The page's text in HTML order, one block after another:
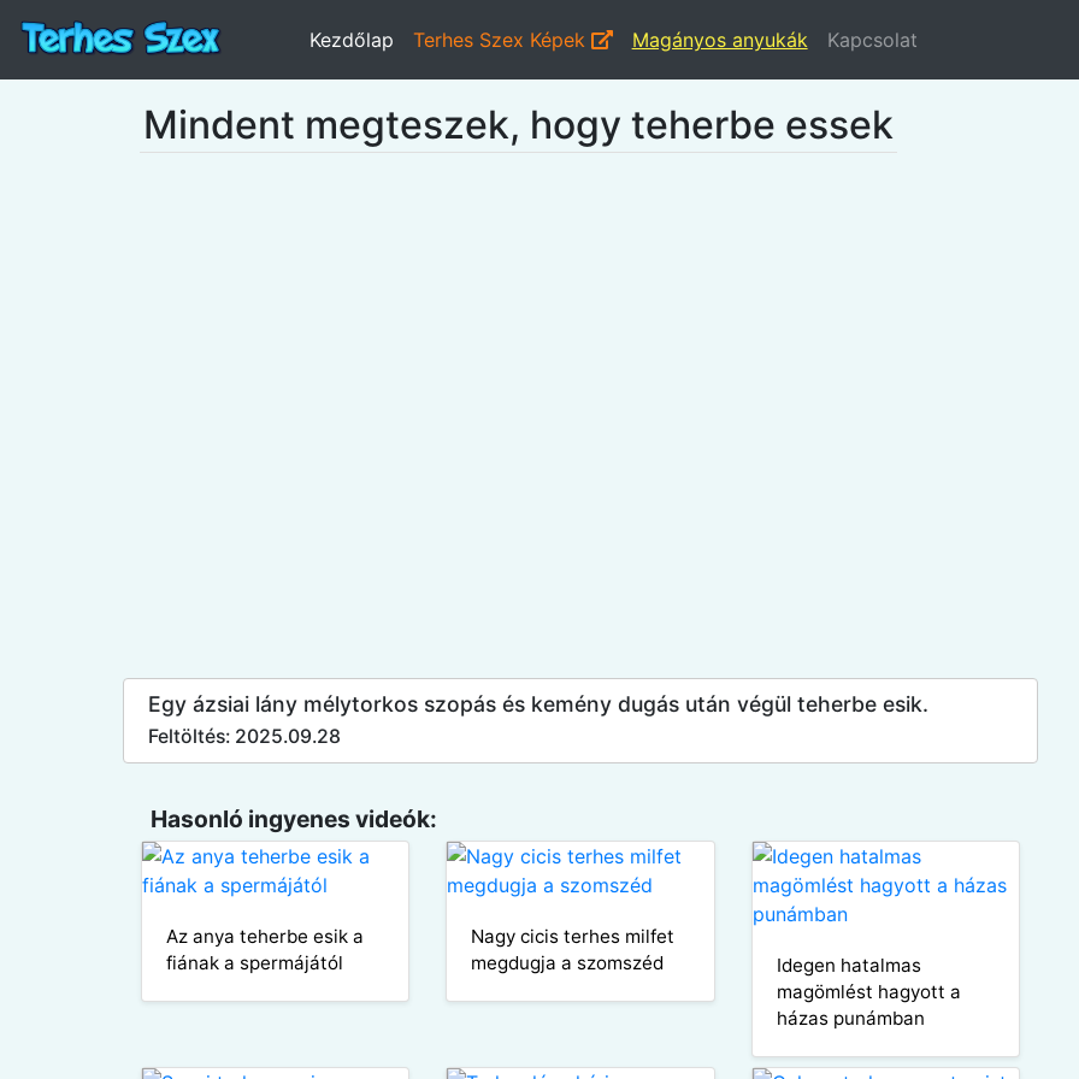
Kezdőlap Terhes Szex Képek Magányos anyukák Kapcsolat
Mindent megteszek, hogy teherbe essek
Egy ázsiai lány mélytorkos szopás és kemény dugás után végül teherbe esik.
Feltöltés: 2025.09.28
Hasonló ingyenes videók:
Az anya teherbe esik a
fiának a spermájától
Nagy cicis terhes milfet
megdugja a szomszéd
Idegen hatalmas
magömlést hagyott a
házas punámban